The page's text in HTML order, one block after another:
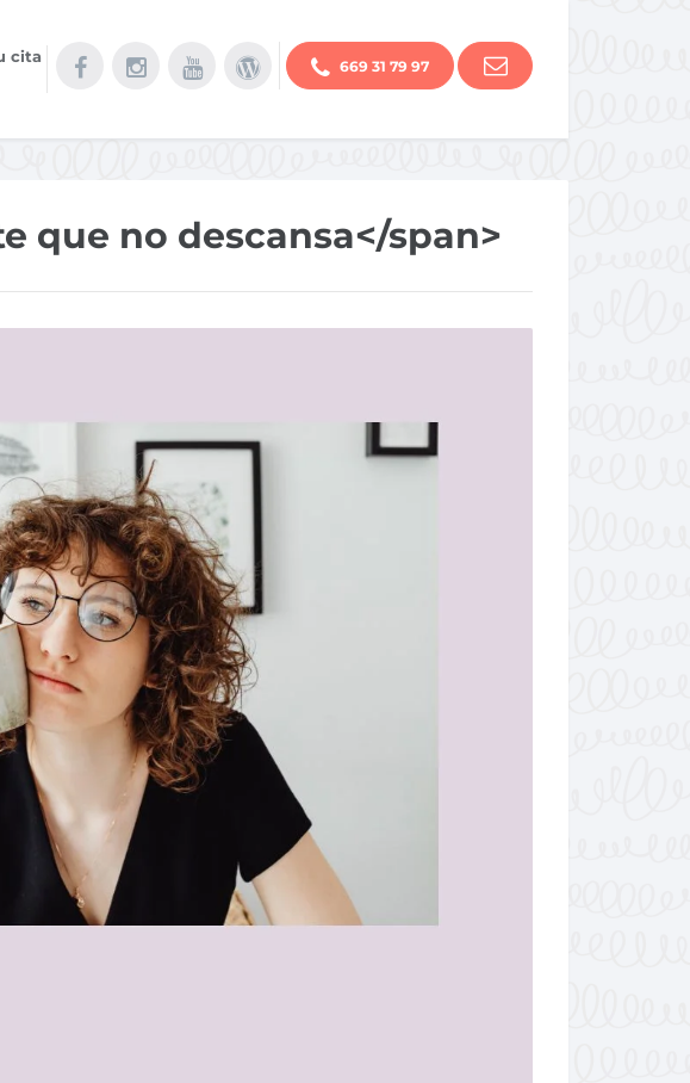
cita
669 31 79 97
que no descansa</span>